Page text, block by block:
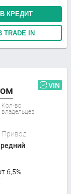
В КРЕДИТ
TRADE IN
VIN
Кол-во
владельцев
Привод
6,5%